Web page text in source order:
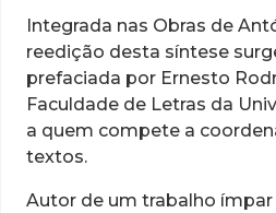
Integrada nas Obras de
reedição desta síntese
prefaciada por Ernesto
Faculdade de Letras da
a quem compete a
textos.
Autor de um trabalho